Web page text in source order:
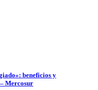
beneficios y
Mercosur